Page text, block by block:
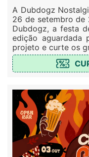
A Dubdogz
26 de setembro de
Dubdogz, a festa
edição aguardada
projeto e curte os